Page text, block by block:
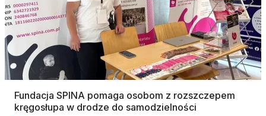
Fundacja SPINA pomaga osobom z rozszczepem
kręgosłupa w drodze do samodzielności